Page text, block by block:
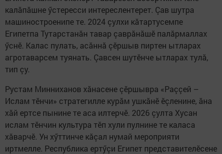
калăпăшне ӳстересси интереслентерет. Çав шутра
машиностроенипе те. 2024 çулхи кăтартусемпе
Египетпа Тутарстанăн тавар çаврăнăшӗ палăрмаллах
ӳснӗ. Калас пулать, асăннă çӗршыв пиртен ытларах
агротаварсем туянать. Çавсен шутӗнче ытларах тулă,
тип çу.
Рустам Минниханов хăнасене çӗршывра «Раççей –
Ислам тӗнчи» стратегилле курăм ушкăнӗ ӗçленине, ăна
хăй ертсе пынине те аса илтерчӗ. 2026 çулта Хусан
ислам тӗнчин культура тӗп хули пулнине те каласа
хăварчӗ. Ун хӳттинче кăçал нумай мероприяти
иртмелле. Республика ертӳçи Египет представителӗсене